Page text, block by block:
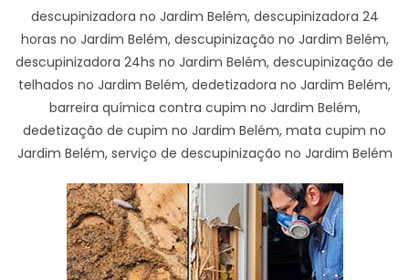
descupinizadora no Jardim Belém, descupinizadora 24
horas no Jardim Belém, descupinização no Jardim Belém,
descupinizadora 24hs no Jardim Belém, descupinização de
telhados no Jardim Belém, dedetizadora no Jardim Belém,
barreira química contra cupim no Jardim Belém,
dedetização de cupim no Jardim Belém, mata cupim no
Jardim Belém, serviço de descupinização no Jardim Belém